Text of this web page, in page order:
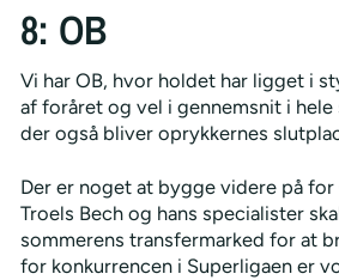
8: OB
Vi har OB, hvor holdet har ligget i
af foråret og vel i gennemsnit i hele
der også bliver oprykkernes
Der er noget at bygge videre på
Troels Bech og hans specialister
sommerens transfermarked for at
for konkurrencen i Superligaen er